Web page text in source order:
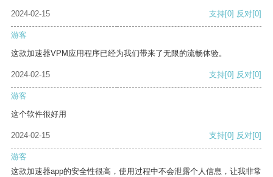
2024-02-15 支持[0] 反对[0]
游客
这款加速器VPM应用程序已经为我们带来了无限的流畅体验。
2024-02-15 支持[0] 反对[0]
游客
这个软件很好用
2024-02-15 支持[0] 反对[0]
游客
这款加速器app的安全性很高，使用过程中不会泄露个人信息，让我非常